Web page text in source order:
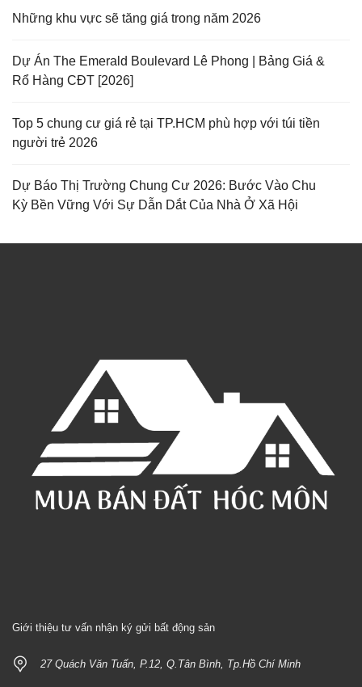
Những khu vực sẽ tăng giá trong năm 2026
Dự Án The Emerald Boulevard Lê Phong | Bảng Giá &
Rổ Hàng CĐT [2026]
Top 5 chung cư giá rẻ tại TP.HCM phù hợp với túi tiền
người trẻ 2026
Dự Báo Thị Trường Chung Cư 2026: Bước Vào Chu
Kỳ Bền Vững Với Sự Dẫn Dắt Của Nhà Ở Xã Hội
Giới thiệu tư vấn nhận ký gửi bất động sản
27 Quách Văn Tuấn, P.12, Q.Tân Bình, Tp.Hồ Chí Minh